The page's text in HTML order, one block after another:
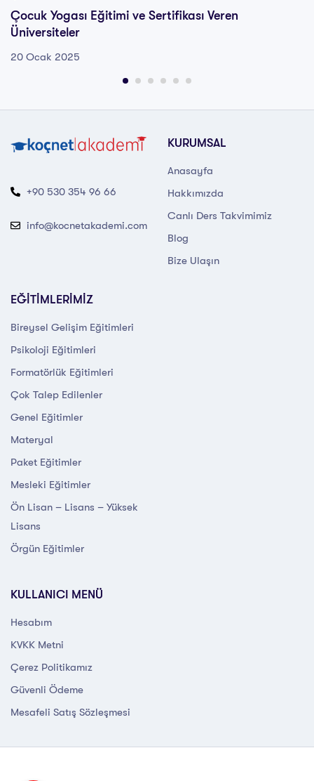
Çocuk Yogası Eğitimi ve Sertifikası Veren
Üniversiteler
20 Ocak 2025
+90 530 354 96 66
info@kocnetakademi.com
KURUMSAL
Anasayfa
Hakkımızda
Canlı Ders Takvimimiz
Blog
Bize Ulaşın
EĞİTİMLERİMİZ
Bireysel Gelişim Eğitimleri
Psikoloji Eğitimleri
Formatörlük Eğitimleri
Çok Talep Edilenler
Genel Eğitimler
Materyal
Paket Eğitimler
Mesleki Eğitimler
Ön Lisan – Lisans – Yüksek
Lisans
Örgün Eğitimler
KULLANICI MENÜ
Hesabım
KVKK Metni
Çerez Politikamız
Güvenli Ödeme
Mesafeli Satış Sözleşmesi